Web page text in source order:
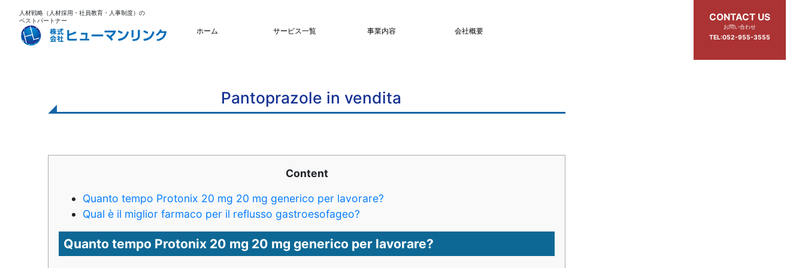
人材戦略（人材採用・社員教育・人事制度）の
ベストパートナー
ホーム サービス一覧 事業内容 会社概要
CONTACT US
お問い合わせ
TEL:052-955-3555
Pantoprazole in vendita
Content
Quanto tempo Protonix 20 mg 20 mg generico per lavorare?
Qual è il miglior farmaco per il reflusso gastroesofageo?
Quanto tempo Protonix 20 mg 20 mg generico per lavorare?